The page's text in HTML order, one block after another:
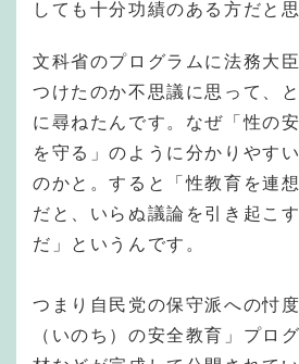
しても十分功績のある方だと思
文科省のプログラムに法務大
つけたのか不思議に思って、
に尋ねたんです。なぜ「性の
を守る」のように分かりやす
のかと。すると「性教育を連
だと、いらぬ議論を引き起こ
だ」というんです。
つまり自民党の保守派への忖
（いのち）の安全教育」プロ